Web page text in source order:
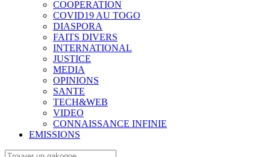
COOPERATION
COVID19 AU TOGO
DIASPORA
FAITS DIVERS
INTERNATIONAL
JUSTICE
MEDIA
OPINIONS
SANTE
TECH&WEB
VIDEO
CONNAISSANCE INFINIE
EMISSIONS